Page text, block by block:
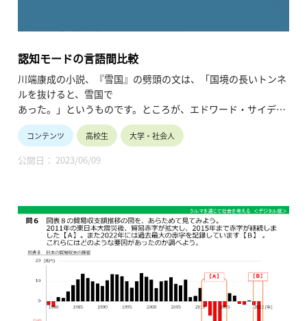
認知モードの言語間比較
川端康成の小説、『雪国』の劈頭の文は、「国境の長いトンネ
ルを抜けると、雪国で
あった。」というものです。ところが、エドワード・サイデン
ステッカーによるこの
文の英訳は、The train came out of the long tunnel into the
snow country.
となっており、「意訳」どころか、根底的に違った文になって
異は、事態を言いあら
わすとき、言語によって好まれる視点のとりかた、すなわち、
「認知モード」が違っ
ていることの反映であるという考えかたがなされます。この講
義では、認知モードに
はどのようなものがあるのか、そして、日本語、英語、フラン
ス語の比較にもとづ
コンテンツ 高校生 大学・社会人
公開日： 2023/06/09